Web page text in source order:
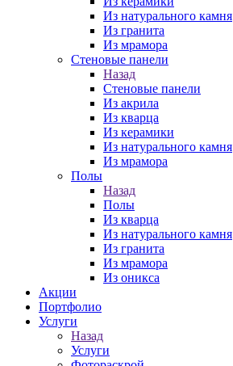
Из натурального камня
Из гранита
Из мрамора
Стеновые панели
Назад
Стеновые панели
Из акрила
Из кварца
Из керамики
Из натурального камня
Из мрамора
Полы
Назад
Полы
Из кварца
Из натурального камня
Из гранита
Из мрамора
Из оникса
Акции
Портфолио
Услуги
Назад
Услуги